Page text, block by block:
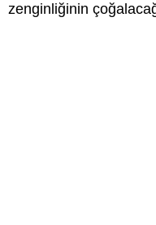
zenginliğinin